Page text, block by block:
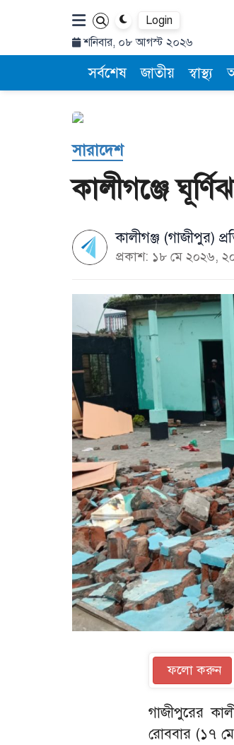
Login
শনিবার, ০৮ আগস্ট ২০২৬
সর্বশেষ জাতীয় স্বাস্থ্য
সারাদেশ
কালীগঞ্জে
কালীগঞ্জ (গাজীপুর)
প্রকাশ: ১৮ মে ২০২৬,
ফলো করুন
গাজীপুরের
রোববার (১৭